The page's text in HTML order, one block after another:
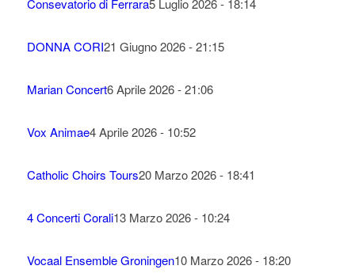
DONNA CORI21 Giugno 2026 - 21:15
Marian Concert6 Aprile 2026 - 21:06
Vox Animae4 Aprile 2026 - 10:52
Catholic Choirs Tours20 Marzo 2026 - 18:41
4 Concerti Corali13 Marzo 2026 - 10:24
Vocaal Ensemble Groningen10 Marzo 2026 - 18:20